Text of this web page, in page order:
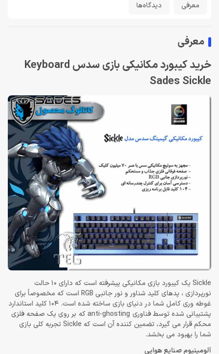
معرفی دیدگاه‌ها
معرفی
خرید کیبورد مکانیکی بازی سدس Keyboard
Sades Sickle
Sickle یک کیبورد بازی مکانیکی پیشرفته است که دارای 10 حالت
نورپردازی ، پدهای کلید شناور و نور جانبی RGB است که مخصوصاً برای
غوطه وری کامل شما در دنیای بازی ساخته شده است. 104 کلید استاندارد
پشتیبانی شده توسط فناوری anti-ghosting که بر روی یک صفحه فلزی
محکم قرار می گیرد، تضمین کننده آن است که Sickle تجربه کلی بازی
شما را بهبود می بخشد.
آلومینیوم صنایع هوایی